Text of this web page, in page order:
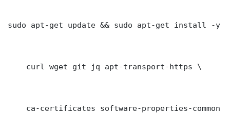
sudo apt-get update && sudo apt-get install -y \
    curl wget git jq apt-transport-https \
ca-certificates software-properties-common